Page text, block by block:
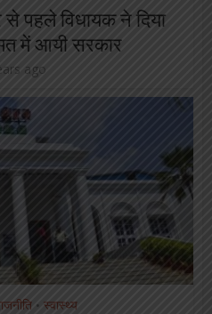
से पहले विधायक ने दिया
में आयी सरकार
ago
• स्वास्थ्य